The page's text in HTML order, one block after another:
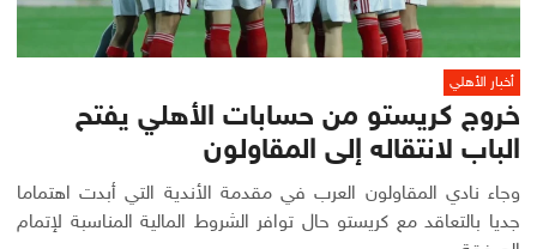
أخبار الأهلي
خروج كريستو من حسابات الأهلي يفتح
الباب لانتقاله إلى المقاولون
وجاء نادي المقاولون العرب في مقدمة الأندية التي أبدت اهتماما
جديا بالتعاقد مع كريستو حال توافر الشروط المالية المناسبة لإتمام